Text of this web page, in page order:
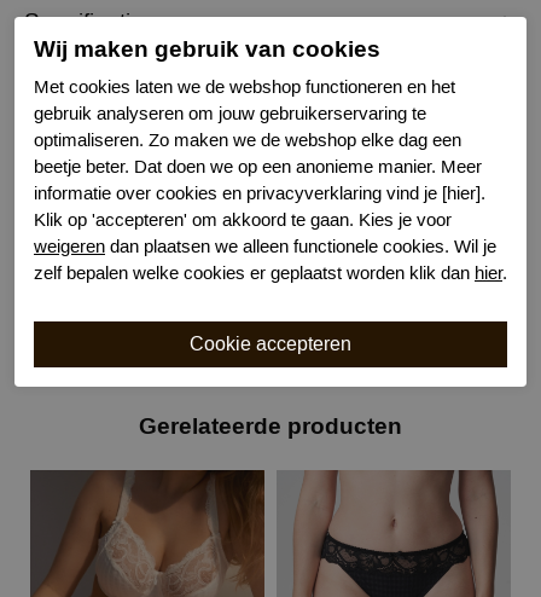
Specificaties
Merk
Prima Donna
Serie naam
Madison
Leveranciercode
0662125
Bestelcode
634401728
Kleur
Wit
Wasvoorschrift
30 graden machinewas
Model
String
Gerelateerde producten
Wij maken gebruik van cookies
Met cookies laten we de webshop functioneren en het
gebruik analyseren om jouw gebruikerservaring te
optimaliseren. Zo maken we de webshop elke dag een
beetje beter. Dat doen we op een anonieme manier. Meer
informatie over cookies en privacyverklaring vind je [hier].
Klik op 'accepteren' om akkoord te gaan. Kies je voor
weigeren dan plaatsen we alleen functionele cookies. Wil je
zelf bepalen welke cookies er geplaatst worden klik dan hier.